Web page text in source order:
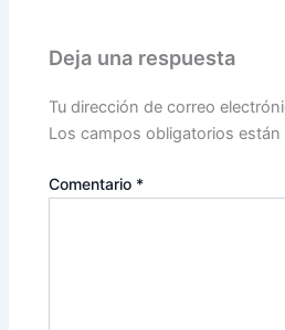
Deja una respuesta
Tu dirección de correo
Los campos obligatorios
Comentario *